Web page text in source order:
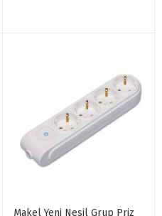
Makel Yeni Nesil Grup Priz